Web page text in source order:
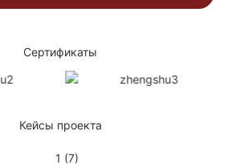
Сертификаты
Кейсы проекта